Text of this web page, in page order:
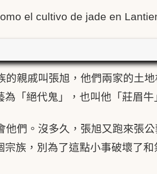
el cultivo de jade en
親戚叫張旭，他們兩家的土
「絕代鬼」，也叫他「莊眉牛
們。沒多久，張旭又跑來張
族，別為了這點小事破壞了